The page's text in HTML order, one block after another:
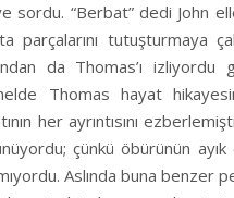
sordu. “Berbat” dedi
parçalarını tutuşturmaya
da Thomas’ı
Thomas hayat
her ayrıntısını
çünkü öbürünün
Aslında buna